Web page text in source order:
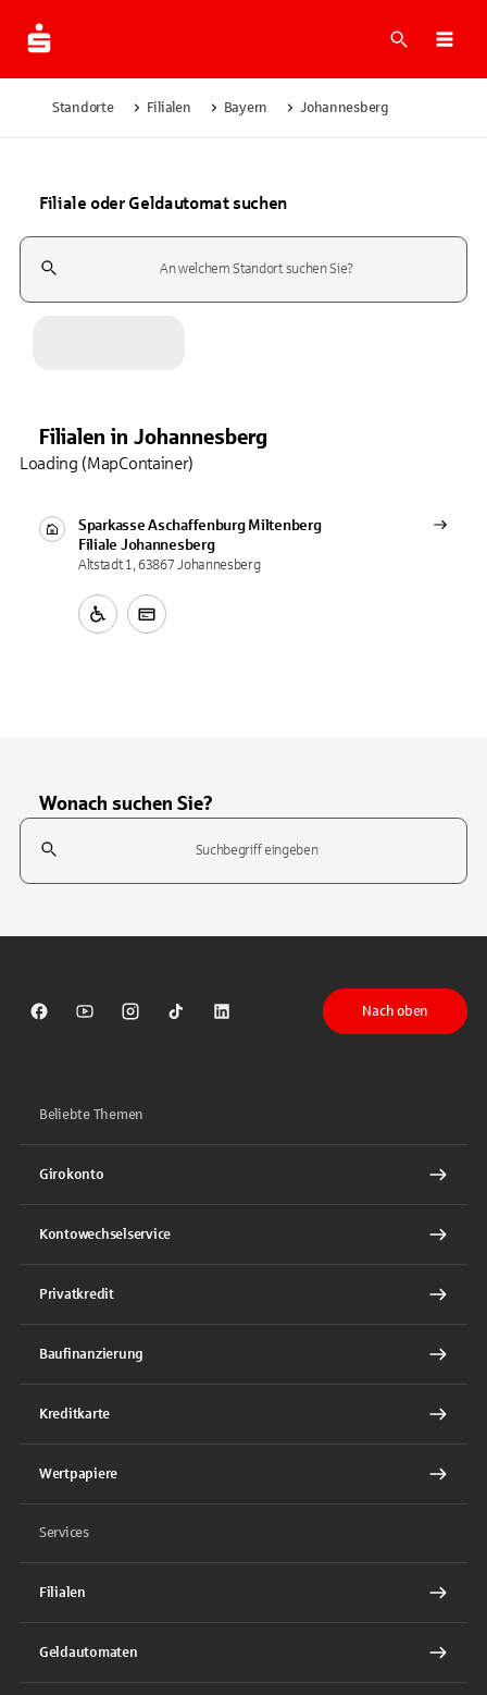
Suche
Standorte Filialen Bayern Johannesberg
Filiale oder Geldautomat suchen
Suchfeld
Filialen in Johannesberg
Sparkasse Aschaffenburg Miltenberg
Filiale Johannesberg
Altstadt 1, 63867 Johannesberg
Loading (MapContainer)
Wonach suchen Sie?
Suchfeld
Sparkasse auf Facebook
Sparkasse auf Youtube
Sparkasse auf Instagram
Sparkasse auf TikTok
Sparkasse auf LinkedIn
Nach oben
Beliebte Themen
Girokonto
Kontowechselservice
Privatkredit
Baufinanzierung
Kreditkarte
Wertpapiere
Services
Filialen
Geldautomaten